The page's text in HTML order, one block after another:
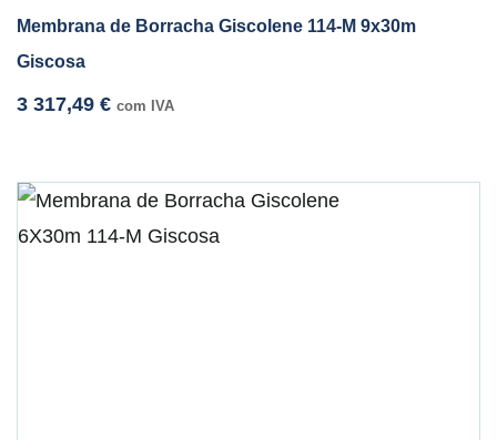
Membrana de Borracha Giscolene 114-M 9x30m
Giscosa
3 317,49 € com IVA